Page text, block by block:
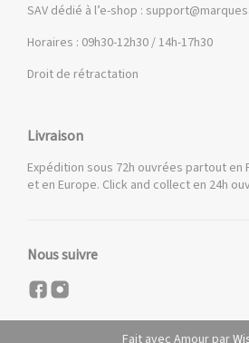
SAV dédié à l’e-shop :
Horaires : 09h30-12h30 / 14h-17h30
Droit de rétractation
Livraison
Expédition sous 72h ouvrées partout
et en Europe. Click and collect en 24h
Nous suivre
Fait avec Amour par